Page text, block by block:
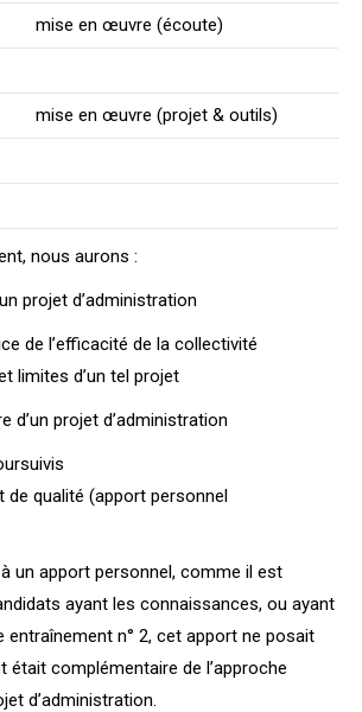
mise en œuvre (écoute)
mise en œuvre (projet & outils)
nous aurons :
projet d’administration
de l’efficacité de la collectivité
limites d’un tel projet
d’un projet d’administration
de qualité (apport personnel
un apport personnel, comme il est
ayant les connaissances, ou ayant
n° 2, cet apport ne posait
était complémentaire de l’approche
d’administration.